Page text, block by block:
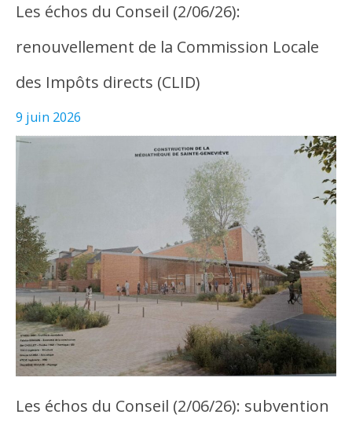
Les échos du Conseil (2/06/26):
renouvellement de la Commission Locale
des Impôts directs (CLID)
9 juin 2026
Les échos du Conseil (2/06/26): subvention